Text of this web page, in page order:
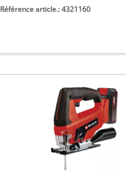
Référence article.: 4321160